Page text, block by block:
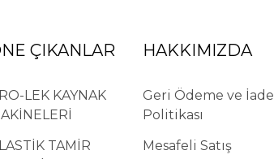
ÇIKANLAR
LEK KAYNAK
TAMİR
HAKKIMIZDA
Geri Ödeme ve İade
Politikası
Mesafeli Satış